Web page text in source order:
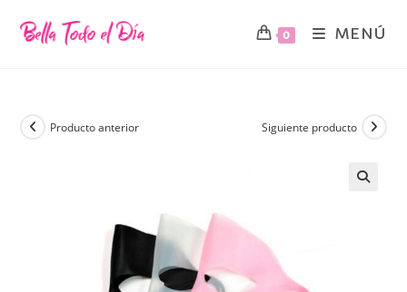
0 MENÚ
Producto anterior Siguiente producto